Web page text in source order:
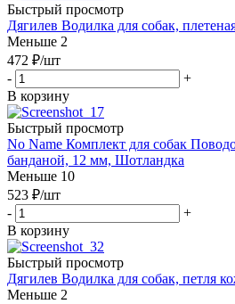
Быстрый просмотр
Дягилев Водилка для собак,
Меньше 2
472 ₽/шт
-
+
В корзину
Быстрый просмотр
No Name Комплект для собак
банданой, 12 мм, Шотландка
Меньше 10
523 ₽/шт
-
+
В корзину
Быстрый просмотр
Дягилев Водилка для собак, петля
Меньше 2